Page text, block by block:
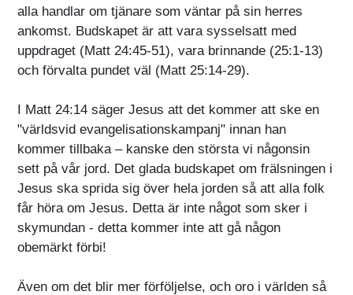
alla handlar om tjänare som väntar på sin herres
ankomst. Budskapet är att vara sysselsatt med
uppdraget (Matt 24:45-51), vara brinnande (25:1-13)
och förvalta pundet väl (Matt 25:14-29).
I Matt 24:14 säger Jesus att det kommer att ske en
"världsvid evangelisationskampanj" innan han
kommer tillbaka – kanske den största vi någonsin
sett på vår jord. Det glada budskapet om frälsningen i
Jesus ska sprida sig över hela jorden så att alla folk
får höra om Jesus. Detta är inte något som sker i
skymundan - detta kommer inte att gå någon
obemärkt förbi!
Även om det blir mer förföljelse, och oro i världen så